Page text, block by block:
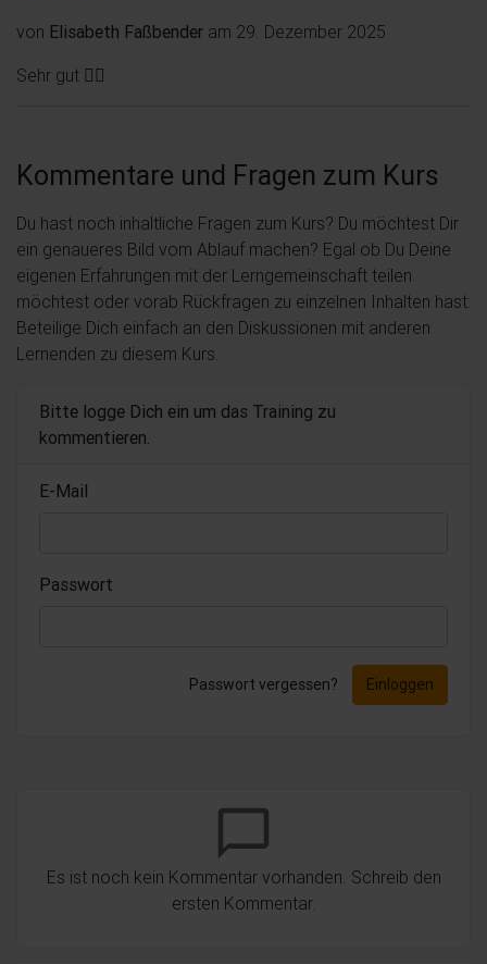
von Elisabeth Faßbender am 29. Dezember 2025
Sehr gut 👍🏼
Kommentare und Fragen zum Kurs
Du hast noch inhaltliche Fragen zum Kurs? Du möchtest Dir
ein genaueres Bild vom Ablauf machen? Egal ob Du Deine
eigenen Erfahrungen mit der Lerngemeinschaft teilen
möchtest oder vorab Rückfragen zu einzelnen Inhalten hast:
Beteilige Dich einfach an den Diskussionen mit anderen
Lernenden zu diesem Kurs.
Bitte logge Dich ein um das Training zu
kommentieren.
E-Mail
Passwort
Passwort vergessen? Einloggen
chat_bubble_outline
Es ist noch kein Kommentar vorhanden. Schreib den
ersten Kommentar.